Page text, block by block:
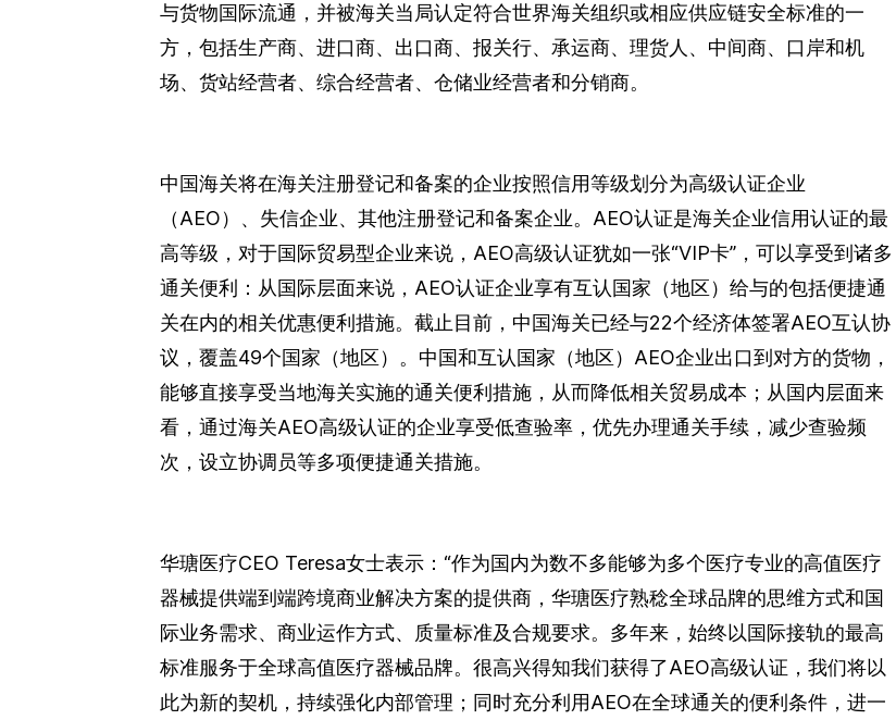
与货物国际流通，并被海关当局认定符合世界海关组织或相应供应链安全标准的一
方，包括生产商、进口商、出口商、报关行、承运商、理货人、中间商、口岸和机
场、货站经营者、综合经营者、仓储业经营者和分销商。
中国海关将在海关注册登记和备案的企业按照信用等级划分为高级认证企业
（AEO）、失信企业、其他注册登记和备案企业。AEO认证是海关企业信用认证的最
高等级，对于国际贸易型企业来说，AEO高级认证犹如一张“VIP卡”，可以享受到诸多
通关便利：从国际层面来说，AEO认证企业享有互认国家（地区）给与的包括便捷通
关在内的相关优惠便利措施。截止目前，中国海关已经与22个经济体签署AEO互认协
议，覆盖49个国家（地区）。中国和互认国家（地区）AEO企业出口到对方的货物，
能够直接享受当地海关实施的通关便利措施，从而降低相关贸易成本；从国内层面来
看，通过海关AEO高级认证的企业享受低查验率，优先办理通关手续，减少查验频
次，设立协调员等多项便捷通关措施。
华瑭医疗CEO Teresa女士表示：“作为国内为数不多能够为多个医疗专业的高值医疗
器械提供端到端跨境商业解决方案的提供商，华瑭医疗熟稔全球品牌的思维方式和国
际业务需求、商业运作方式、质量标准及合规要求。多年来，始终以国际接轨的最高
标准服务于全球高值医疗器械品牌。很高兴得知我们获得了AEO高级认证，我们将以
此为新的契机，持续强化内部管理；同时充分利用AEO在全球通关的便利条件，进一